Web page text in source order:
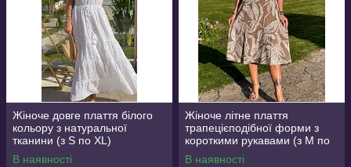
Жіноче довге плаття білого
кольору з натуральної
тканини (з S по XL)
В наявності
Жіноче літне плаття
трапецієподібної форми з
короткими рукавами (з M по
3XL)
В наявності